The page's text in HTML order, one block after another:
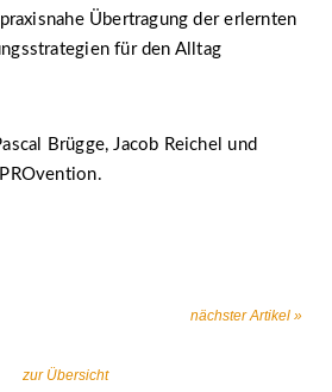
Übertragung der erlernten
für den Alltag
Brügge, Jacob Reichel und
zur Übersicht
nächster Artikel »